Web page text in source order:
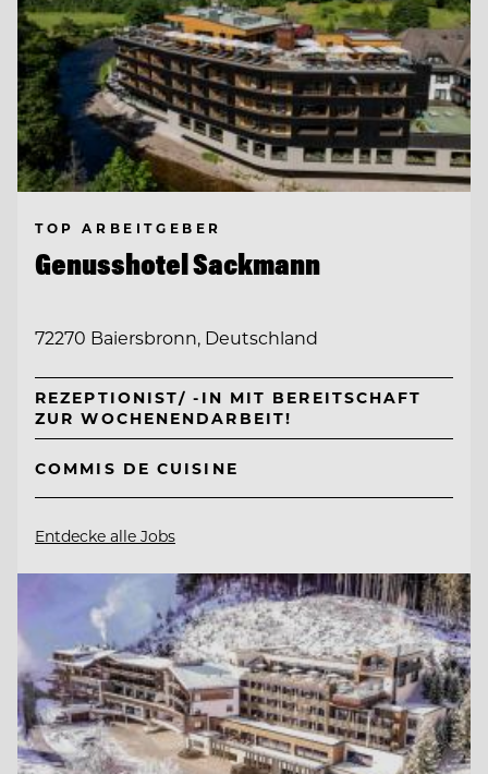
TOP ARBEITGEBER
Genusshotel Sackmann
72270 Baiersbronn, Deutschland
REZEPTIONIST/ -IN MIT BEREITSCHAFT
ZUR WOCHENENDARBEIT!
COMMIS DE CUISINE
Entdecke alle Jobs